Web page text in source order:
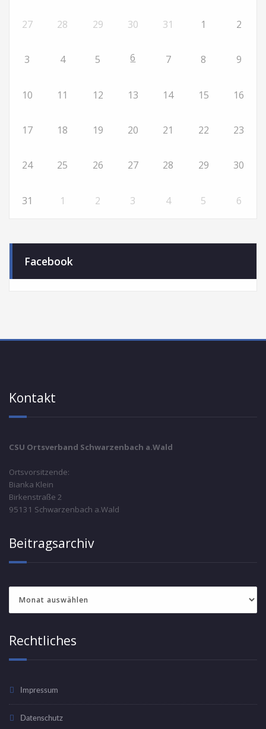
27 28 29 30 31 1 2
3 4 5 6 7 8 9
10 11 12 13 14 15 16
17 18 19 20 21 22 23
24 25 26 27 28 29 30
31 1 2 3 4 5 6
Facebook
Kontakt
CSU Ortsverband Schwarzenbach a.Wald
Ortsvorsitzende:
Bianka Klein
Birkenstraße 2
95131 Schwarzenbach a.Wald
Beitragsarchiv
Rechtliches
Impressum
Datenschutz